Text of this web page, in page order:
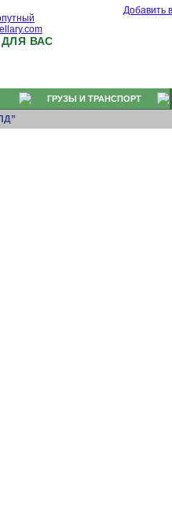
ВАС
Добавить
ГРУЗЫ И ТРАНСПОРТ